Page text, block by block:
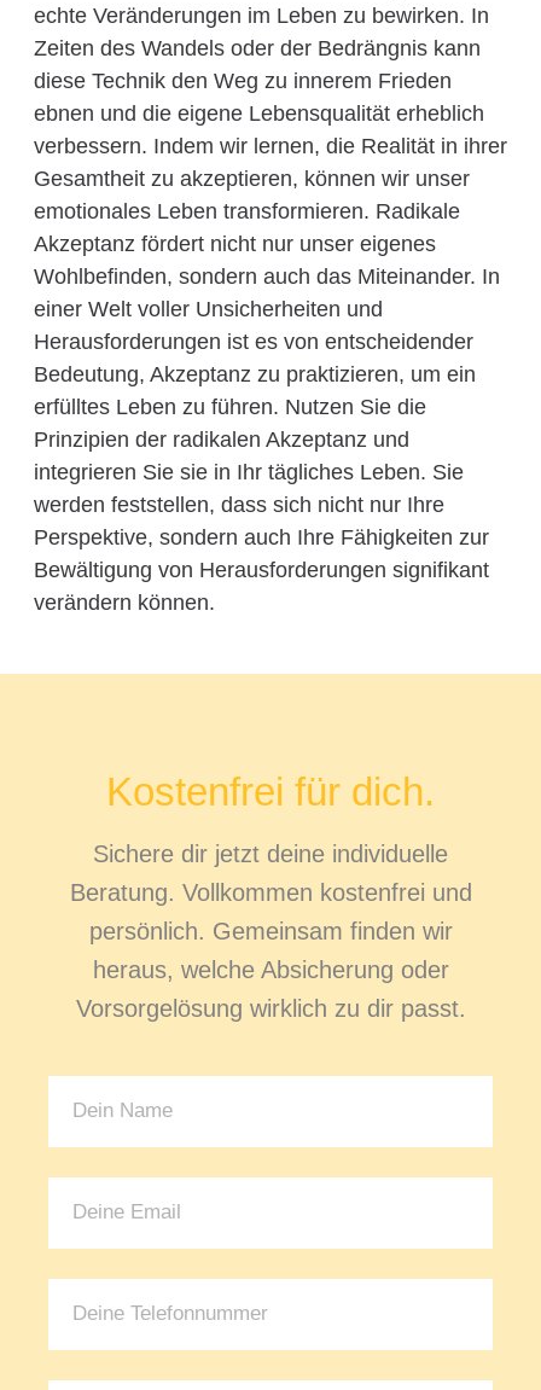
echte Veränderungen im Leben zu bewirken. In
Zeiten des Wandels oder der Bedrängnis kann
diese Technik den Weg zu innerem Frieden
ebnen und die eigene Lebensqualität erheblich
verbessern. Indem wir lernen, die Realität in ihrer
Gesamtheit zu akzeptieren, können wir unser
emotionales Leben transformieren. Radikale
Akzeptanz fördert nicht nur unser eigenes
Wohlbefinden, sondern auch das Miteinander. In
einer Welt voller Unsicherheiten und
Herausforderungen ist es von entscheidender
Bedeutung, Akzeptanz zu praktizieren, um ein
erfülltes Leben zu führen. Nutzen Sie die
Prinzipien der radikalen Akzeptanz und
integrieren Sie sie in Ihr tägliches Leben. Sie
werden feststellen, dass sich nicht nur Ihre
Perspektive, sondern auch Ihre Fähigkeiten zur
Bewältigung von Herausforderungen signifikant
verändern können.
Kostenfrei für dich.
Sichere dir jetzt deine individuelle
Beratung. Vollkommen kostenfrei und
persönlich. Gemeinsam finden wir
heraus, welche Absicherung oder
Vorsorgelösung wirklich zu dir passt.